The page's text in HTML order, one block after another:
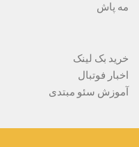
مه پاش
خرید بک لینک
اخبار فوتبال
آموزش سئو مبتدی